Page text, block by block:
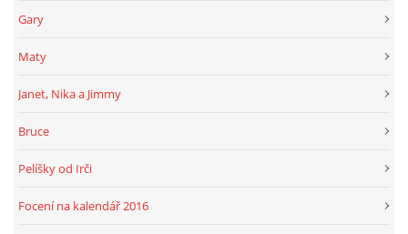
Gary
Maty
Janet, Nika a Jimmy
Bruce
Pelíšky od Irči
Focení na kalendář 2016